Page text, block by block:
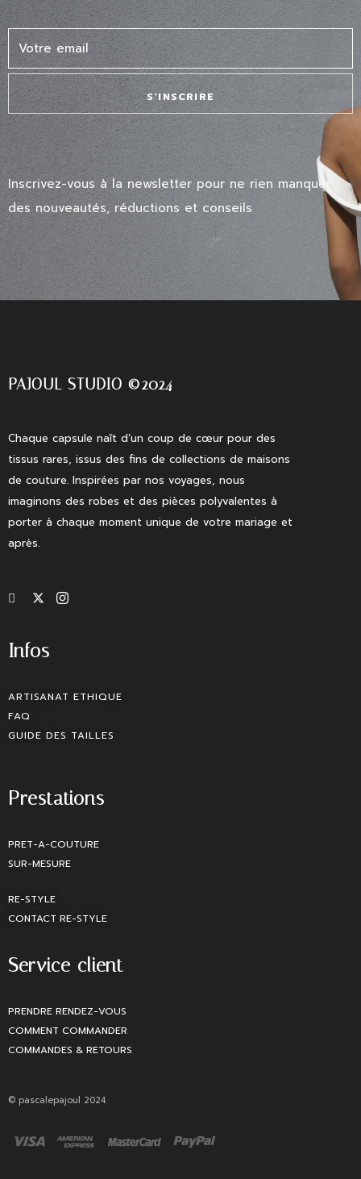
S'INSCRIRE
Inscrivez-vous à la newsletter pour ne rien manquer
des nouveautés, réductions et conseils
PAJOUL STUDIO ©2024
Chaque capsule naît d’un coup de cœur pour des
tissus rares, issus des fins de collections de maisons
de couture. Inspirées par nos voyages, nous
imaginons des robes et des pièces polyvalentes à
porter à chaque moment unique de votre mariage et
après.
Infos
ARTISANAT ETHIQUE
FAQ
GUIDE DES TAILLES
Prestations
PRET-A-COUTURE
SUR-MESURE
RE-STYLE
CONTACT RE-STYLE
Service client
PRENDRE RENDEZ-VOUS
COMMENT COMMANDER
COMMANDES & RETOURS
© pascalepajoul 2024